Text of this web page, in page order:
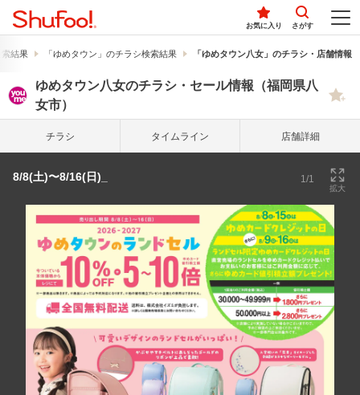
お気に入り さがす
結果 「ゆめタウン」のチラシ検索結果 「ゆめタウン八女」のチラシ・店舗情報
ゆめタウン八女のチラシ・セール情報（福岡県八
女市）
チラシ タイム ライン 店舗詳細
8/8(土)〜8/16(日)_ 1/1
拡大